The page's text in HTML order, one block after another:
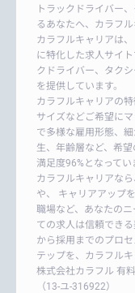
トラックドライバー
るあなたへ、カラフ
カラフルキャリアは
に特化した求人サイ
クドライバー、タク
を提供しています。
カラフルキャリアの
サイズなどご希望に
で多様な雇用形態、
生、年齢層など、希
満足度96%となってい
カラフルキャリアな
や、 キャリアアップ
職場など、あなたの
ての求人は信頼でき
から採用までのプロ
テップを、カラフル
株式会社カラフル 有
（13-ユ-316922）